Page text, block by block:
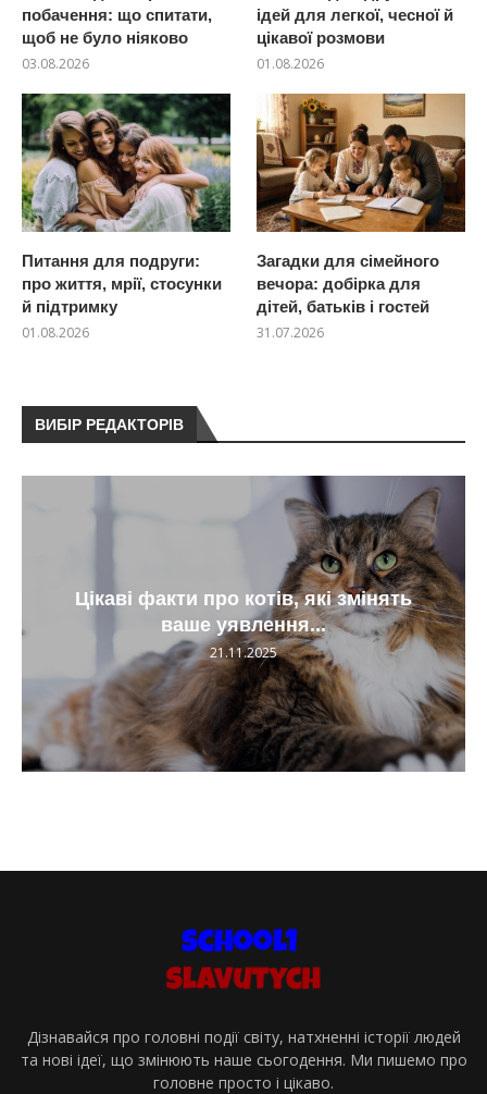
побачення: що спитати,
щоб не було ніяково
03.08.2026
ідей для легкої, чесної й
цікавої розмови
01.08.2026
Питання для подруги:
про життя, мрії, стосунки
й підтримку
01.08.2026
Загадки для сімейного
вечора: добірка для
дітей, батьків і гостей
31.07.2026
ВИБІР РЕДАКТОРІВ
Цікаві факти про котів, які змінять
ваше уявлення...
21.11.2025
Дізнавайся про головні події світу, натхненні історії людей
та нові ідеї, що змінюють наше сьогодення. Ми пишемо про
головне просто і цікаво.